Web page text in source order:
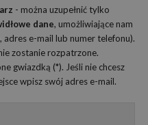
- można uzupełnić tylko
dane, umożliwiające nam
e-mail lub numer telefonu).
zostanie rozpatrzone.
gwiazdką (*). Jeśli nie chcesz
wpisz swój adres e-mail.